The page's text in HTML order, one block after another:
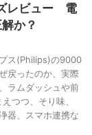
レビュー 電
か？
ス(Philips)の9000
戻ったのか、実際
ラムダッシュや前
つつ、そり味、
器、スマホ連携な